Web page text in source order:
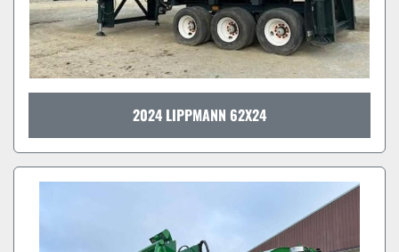
2024 LIPPMANN 62X24